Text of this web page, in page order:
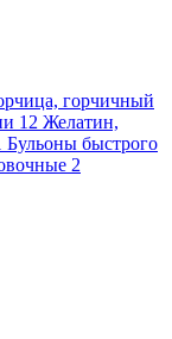
горчичный
12 Желатин,
Бульоны быстрого
2